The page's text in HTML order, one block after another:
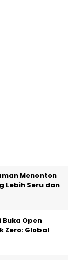
Menonton
Lebih Seru dan
Open
Zero: Global